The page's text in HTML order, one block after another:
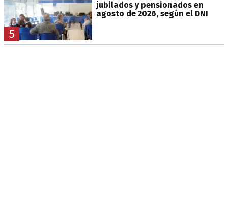
5
jubilados y pensionados en
agosto de 2026, según el DNI